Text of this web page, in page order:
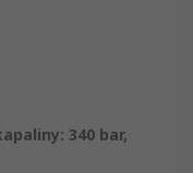
340 bar,